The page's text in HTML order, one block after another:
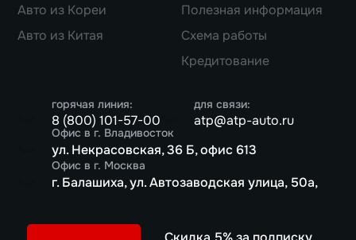
Авто из Кореи
Авто из Китая
Полезная информация
Схема работы
Кредитование
горячая линия:
8 (800) 101-57-00
для связи:
atp@atp-auto.ru
Офис в г. Владивосток
ул. Некрасовская, 36 Б, офис 613
Офис в г. Москва
г. Балашиха, ул. Автозаводская улица, 50а,